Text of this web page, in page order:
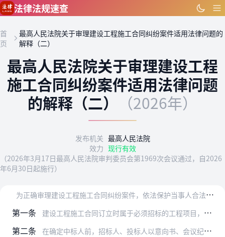
跳到主要内容
法律法规速查
首
页
最高人民法院关于审理建设工程施工合同纠纷案件适用法律问题的
解释（二）
最高人民法院关于审理建设工程
施工合同纠纷案件适用法律问题
的解释（二）
（2026年）
发布机关 最高人民法院
效力 现行有效
（2026年3月17日最高人民法院审判委员会第1969次会议通过，自2026
年6月30日起施行）
为
正确审理建设工程施工合同纠纷案件，依法保护当事人合法权益，维护建筑市场秩序，促进建筑业高质量发展，根据《中华人民共和国民法典》《中华人民共和国建筑法》《中华人…
第一条
建设工程施工合同订立时属于必须招标的工程项目，当事人未经招标订立合同，起诉时该工程项目不再属于必须招标的，人民法院不应仅以未招标而认定合同无效。
第二条 在确定中标人前，招标人、投标人以意向书、会议纪要或者补充协议等形式就工程范围、工程价款等实质性内容进行谈判并且该投标人中标，或者发包人与承包人协商订立建设工程施…